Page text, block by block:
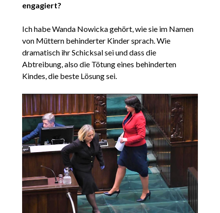
engagiert?
Ich habe Wanda Nowicka gehört, wie sie im Namen
von Müttern behinderter Kinder sprach. Wie
dramatisch ihr Schicksal sei und dass die
Abtreibung, also die Tötung eines behinderten
Kindes, die beste Lösung sei.